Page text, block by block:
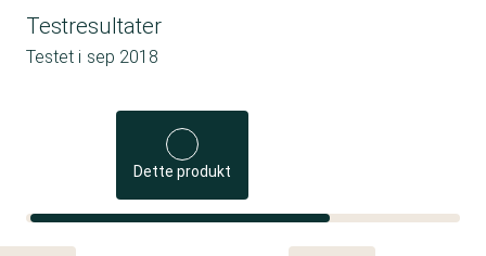
Testresultater
Testet i sep 2018
Dette produkt